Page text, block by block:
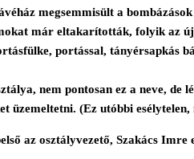
megsemmisült a
már eltakarították, folyik az
portással, tányérsapkás
nem pontosan ez a neve,
üzemeltetni. (Ez utóbbi
az osztályvezető, Szakács